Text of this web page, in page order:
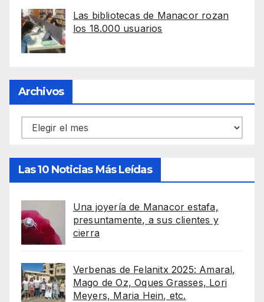
Las bibliotecas de Manacor rozan
los 18.000 usuarios
Archivos
Archivos
Las 10 Noticias Más Leídas
Una joyería de Manacor estafa,
presuntamente, a sus clientes y
cierra
Verbenas de Felanitx 2025: Amaral,
Mago de Oz, Oques Grasses, Lori
Meyers, Maria Hein, etc.